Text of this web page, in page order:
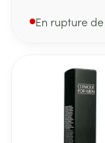
En rupture